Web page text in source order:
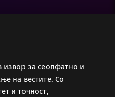
за сеопфатно и
на вестите. Со
и точност,